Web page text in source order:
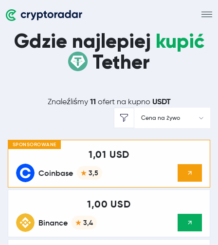
Gdzie najlepiej kupić
Tether
Znaleźliśmy 11 ofert na kupno USDT
Cena na żywo
SPONSOROWANE
Coinbase 3,5
1,01 USD
Binance 3,4
1,00 USD